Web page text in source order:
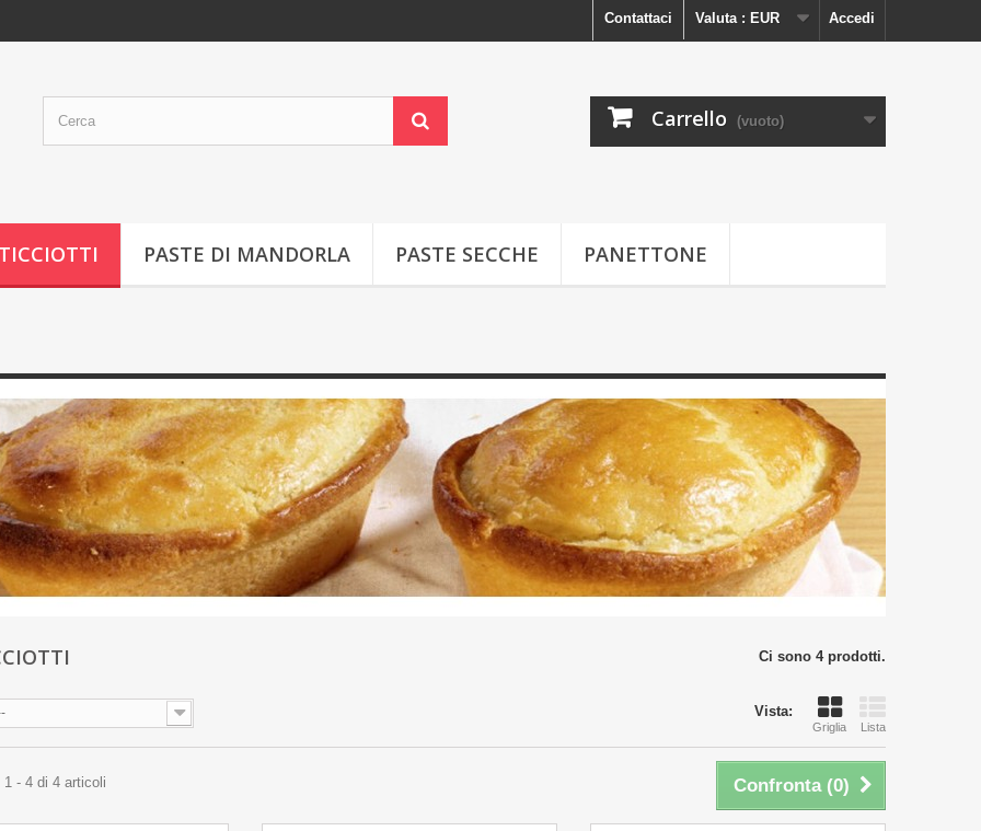
Accedi
Valuta : EUR
Contattaci
Carrello (vuoto)
PASTE DI MANDORLA PASTE SECCHE PANETTONE
Ci sono 4 prodotti.
Vista:
Griglia Lista
Confronta (0)
1 - 4 di 4 articoli